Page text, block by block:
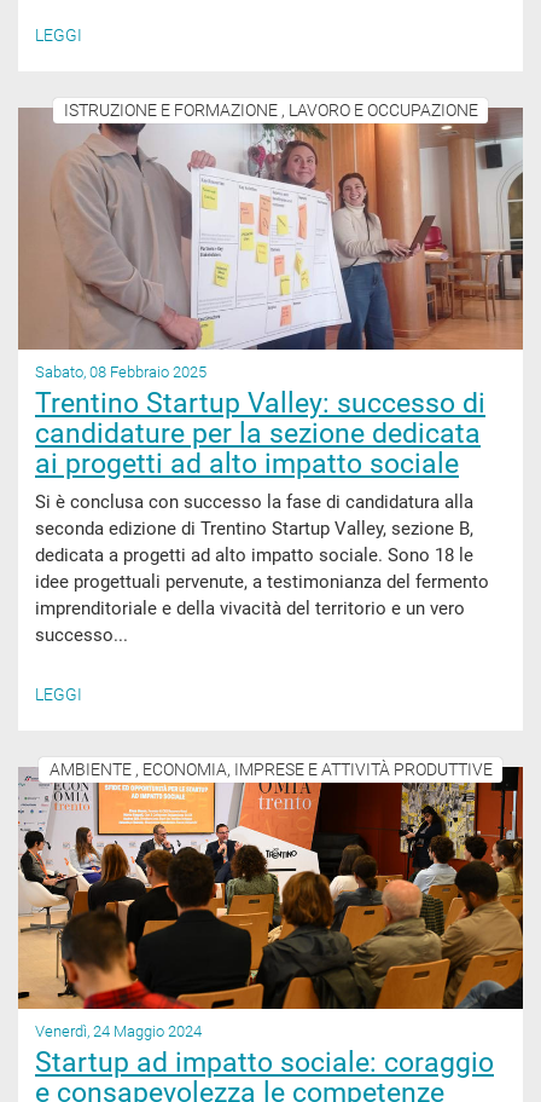
LEGGI
ISTRUZIONE E FORMAZIONE , LAVORO E OCCUPAZIONE
Sabato, 08 Febbraio 2025
Trentino Startup Valley: successo di
candidature per la sezione dedicata
ai progetti ad alto impatto sociale
Si è conclusa con successo la fase di candidatura alla
seconda edizione di Trentino Startup Valley, sezione B,
dedicata a progetti ad alto impatto sociale. Sono 18 le
idee progettuali pervenute, a testimonianza del fermento
imprenditoriale e della vivacità del territorio e un vero
successo...
LEGGI
AMBIENTE , ECONOMIA, IMPRESE E ATTIVITÀ PRODUTTIVE
Venerdì, 24 Maggio 2024
Startup ad impatto sociale: coraggio
e consapevolezza le competenze